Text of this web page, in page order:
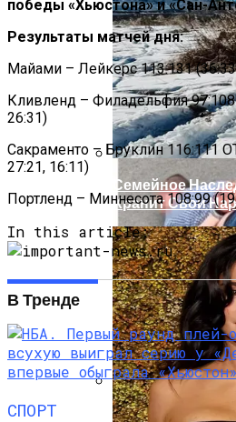
Масштабный
Многоэтажке:
Реанимацию
В Киеве У Копа,
Семейное
Хранит Свои
победы «Хьюстона» и «Сан-
Результаты матчей дня:
Майами – Лейкерс 113:131
Кливленд – Филадельфия 97:108
26:31)
Сакраменто – Бруклин 116:111
27:21, 16:11)
Портленд – Миннесота 108:99
In this article:
В Тренде
СПОРТ